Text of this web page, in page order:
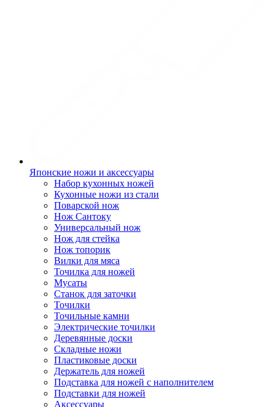
Японские ножи и аксессуары
Набор кухонных ножей
Кухонные ножи из стали
Поварской нож
Нож Сантоку
Универсальный нож
Нож для стейка
Нож топорик
Вилки для мяса
Точилка для ножей
Мусаты
Станок для заточки
Точилки
Точильные камни
Электрические точилки
Деревянные доски
Складные ножи
Пластиковые доски
Держатель для ножей
Подставка для ножей с наполнителем
Подставки для ножей
Аксессуары